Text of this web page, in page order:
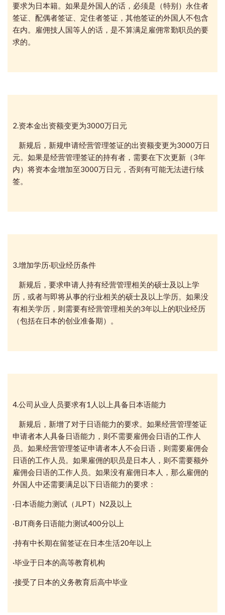
要求为日本籍。如果是外国人的话，必须是（特别）永住者
签证、配偶者签证、定住者签证，其他签证的外国人不包含
在内。雇佣技人国等人的话，是不算满足雇佣常勤职员的要
求的。
2.资本金出资额变更为3000万日元
新规后，新规申请经营管理签证的出资额变更为3000万日
元。如果是经营管理签证的持有者，需要在下次更新（3年
内）将资本金增加至3000万日元，否则有可能无法进行续
签。
3.增加学历·职业经历条件
新规后，要求申请人持有经营管理相关的硕士及以上学
历，或者与即将从事的行业相关的硕士及以上学历。如果没
有相关学历，则需要有经营管理相关的3年以上的职业经历
（包括在日本的创业准备期）。
4.公司从业人员要求有1人以上具备日本语能力
新规后，新增了对于日语能力的要求。如果经营管理签证
申请者本人具备日语能力，则不需要雇佣会日语的工作人
员。如果经营管理签证申请者本人不会日语，则需要雇佣会
日语的工作人员。如果雇佣的职员是日本人，则不需要额外
雇佣会日语的工作人员。如果没有雇佣日本人，那么雇佣的
外国人中还需要满足以下日语能力的要求：
·日本语能力测试（JLPT）N2及以上
·BJT商务日语能力测试400分以上
·持有中长期在留签证在日本生活20年以上
·毕业于日本的高等教育机构
·接受了日本的义务教育后高中毕业